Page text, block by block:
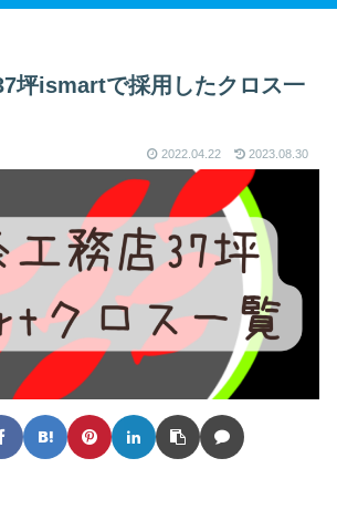
坪ismartで採用したクロス一
2022.04.22 2023.08.30